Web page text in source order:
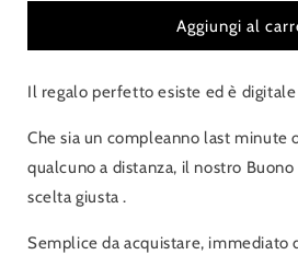
Maison
22
del
regalo
compresso
Aggiungi al
Il regalo perfetto esiste ed è digitale
Che sia un compleanno last minute
qualcuno a distanza, il nostro
scelta giusta .
Semplice da acquistare, immediato